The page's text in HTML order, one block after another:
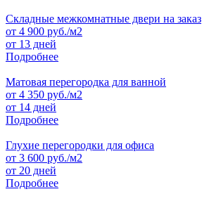
Складные межкомнатные двери на заказ
от 4 900 руб./м2
от 13 дней
Подробнее
Матовая перегородка для ванной
от 4 350 руб./м2
от 14 дней
Подробнее
Глухие перегородки для офиса
от 3 600 руб./м2
от 20 дней
Подробнее